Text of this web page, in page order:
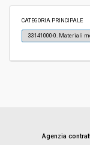
ribasso:
CATEGORIA PRINCIPALE
33141000-0. Materiali
Agenzia